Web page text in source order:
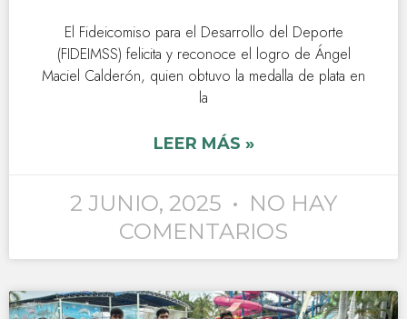
El Fideicomiso para el Desarrollo del Deporte
(FIDEIMSS) felicita y reconoce el logro de Ángel
Maciel Calderón, quien obtuvo la medalla de plata en
la
LEER MÁS »
2 JUNIO, 2025
NO HAY
COMENTARIOS